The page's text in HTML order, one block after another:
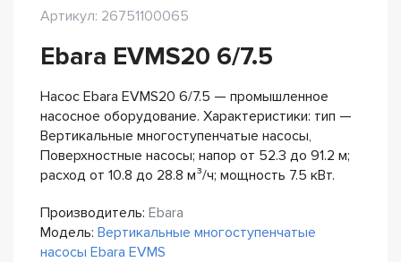
Артикул: 26751100065
Ebara EVMS20 6/7.5
Насос Ebara EVMS20 6/7.5 — промышленное
насосное оборудование. Характеристики: тип —
Вертикальные многоступенчатые насосы,
Поверхностные насосы; напор от 52.3 до 91.2 м;
расход от 10.8 до 28.8 м³/ч; мощность 7.5 кВт.
Производитель: Ebara
Модель: Вертикальные многоступенчатые
насосы Ebara EVMS